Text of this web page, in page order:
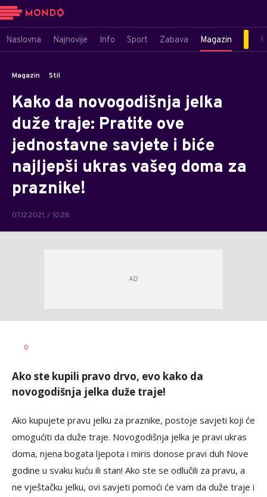
Naslovna Najnovije Info Sport Zabava Magazin
Magazin Stil
Kako da novogodišnja jelka
duže traje: Pratite ove
jednostavne savjete i biće
najljepši ukras vašeg doma za
praznike!
07.12.2021. / 10:28
AUTOR
0
Ako ste kupili pravo drvo, evo kako da
novogodišnja jelka duže traje!
Ako kupujete pravu jelku za praznike, postoje savjeti koji će
omogućiti da duže traje. Novogodišnja jelka je pravi ukras
doma, njena bogata ljepota i miris donose pravi duh Nove
godine u svaku kuću ili stan! Ako ste se odlučili za pravu, a
ne vještačku jelku, ovi savjeti pomoći će vam da duže traje i